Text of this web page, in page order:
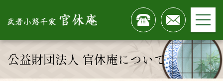
公益財団法人 官休庵について